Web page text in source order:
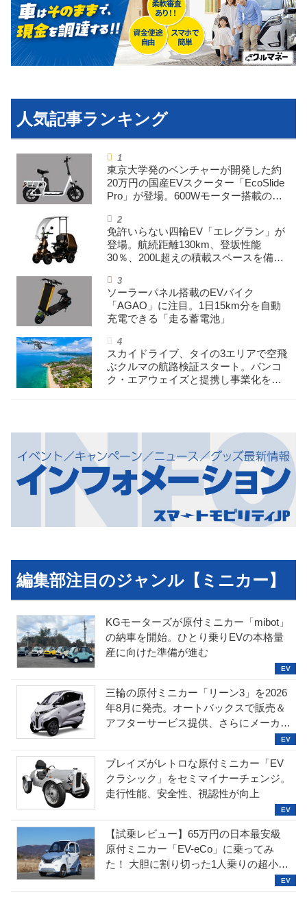
利用規約
プライバシーポリシー
お問い合せ
広告掲載について
東京大学発のベンチャーが開発した約
20万円の国産EVスクーター「EcoSlide
Pro」が登場。600Wモーター搭載のハ
免許いらない四輪EV「エレグラン」が
登場。航続距離130km、登坂性能
30％、200L超えの積載スペースを備え
ソーラーパネル搭載のEVバイク
「AGAO」に注目。1日15km分を自動
充電できる「走る蓄電池」
スカイドライブ、タイの3エリアで空飛
ぶクルマの航路検証スタート。バンコ
ク・エアウェイズと提携し事業化を目
編集部注目のジャンル【ミニカー】
KGモーターズが原付ミニカー「mibot」
の納車を開始。ひとり乗りEVの本格量
産に向けた準備が進む
三輪の原付ミニカー「リーン3」を2026
年8月に発売。オートバックスで販売＆
アフターサービス提供、さらにメーカー
ブレイズがレトロな原付ミニカー「EV
クラシック」をセミマイナーチェンジ。
走行性能、安全性、視認性が向上
【試乗レビュー】65万円の日本最安級
原付ミニカー「EV-eCo」に乗ってみ
た！ 大胆に割り切った1人乗りの超小型